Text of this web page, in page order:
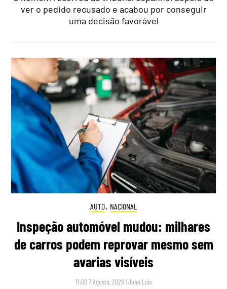
ver o pedido recusado e acabou por conseguir
uma decisão favorável
AUTO, NACIONAL
Inspeção automóvel mudou: milhares
de carros podem reprovar mesmo sem
avarias visíveis
11:00 7 Agosto, 2026 |João Luís